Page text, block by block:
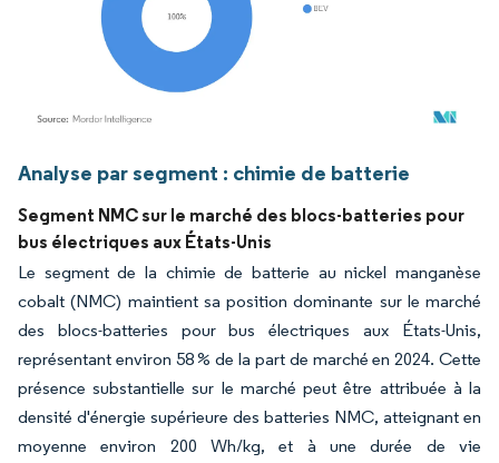
Analyse par segment : chimie de batterie
Segment NMC sur le marché des blocs-batteries pour
bus électriques aux États-Unis
Le segment de la chimie de batterie au nickel manganèse
cobalt (NMC) maintient sa position dominante sur le marché
des blocs-batteries pour bus électriques aux États-Unis,
représentant environ 58 % de la part de marché en 2024. Cette
présence substantielle sur le marché peut être attribuée à la
densité d'énergie supérieure des batteries NMC, atteignant en
moyenne environ 200 Wh/kg, et à une durée de vie